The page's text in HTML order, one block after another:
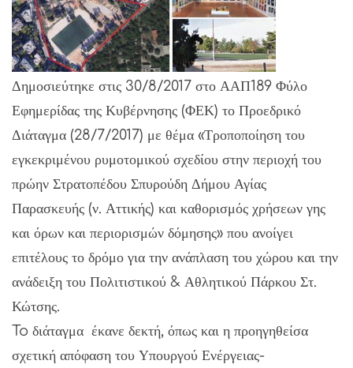
Δημοσιεύτηκε στις 30/8/2017 στο ΑΑΠ189 Φύλο
Εφημερίδας της Κυβέρνησης (ΦΕΚ) το Προεδρικό
Διάταγμα (28/7/2017) με θέμα «Τροποποίηση του
εγκεκριμένου ρυμοτομικού σχεδίου στην περιοχή του
πρώην Στρατοπέδου Σπυρούδη Δήμου Αγίας
Παρασκευής (ν. Αττικής) και καθορισμός χρήσεων γης
και όρων και περιορισμών δόμησης» που ανοίγει
επιτέλους το δρόμο για την ανάπλαση του χώρου και την
ανάδειξη του Πολιτιστικού & Αθλητικού Πάρκου Στ.
Κώτσης.
To διάταγμα έκανε δεκτή, όπως και η προηγηθείσα
σχετική απόφαση του Υπουργού Ενέργειας-